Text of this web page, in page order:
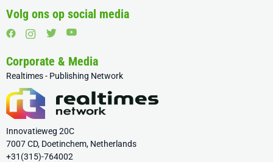
Volg ons op social media
Corporate & Media
Realtimes - Publishing Network
Innovatieweg 20C
7007 CD, Doetinchem, Netherlands
+31(315)-764002